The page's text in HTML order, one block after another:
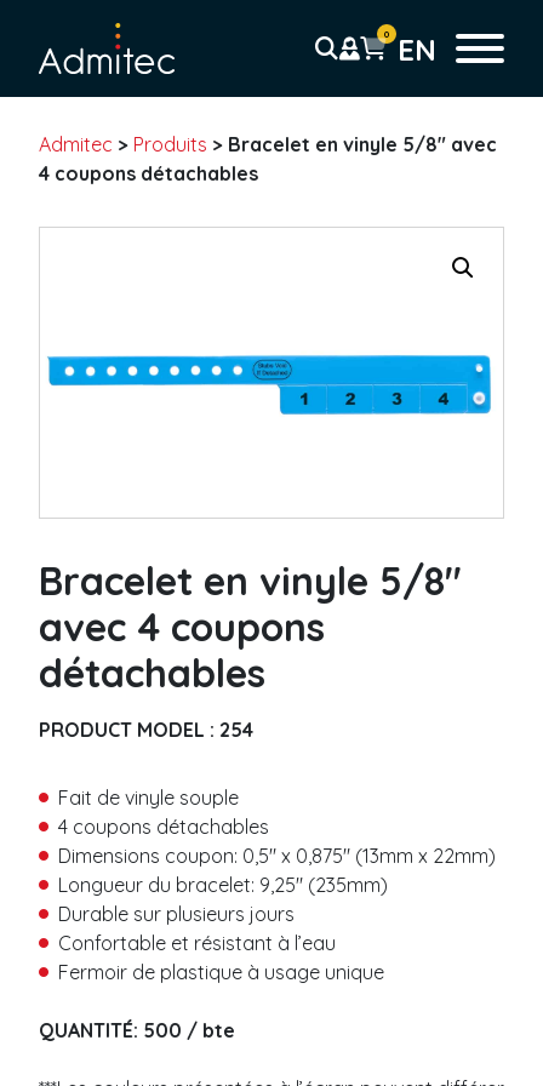
Bracelets
Code-barre
Pré-imprimé
Code-barre
Bracelet vinyle
Uni
Code-barre
Bracelet thermal
Fermeture adhésive
Sans résidu
Fermeture bouton plastique
Bracelet tissu
Tissé
T
é
l
é
p
h
n
*
P
r
é
n
o
m
N
m
C
o
u
r
i
e
l
T
é
l
p
h
0 EN
Admitec > Produits > Bracelet en vinyle 5/8″ avec
4 coupons détachables
Bracelet en vinyle 5/8″
avec 4 coupons
détachables
PRODUCT MODEL : 254
Fait de vinyle souple
4 coupons détachables
Dimensions coupon: 0,5″ x 0,875″ (13mm x 22mm)
Longueur du bracelet: 9,25″ (235mm)
Durable sur plusieurs jours
Confortable et résistant à l’eau
Fermoir de plastique à usage unique
QUANTITÉ: 500 / bte